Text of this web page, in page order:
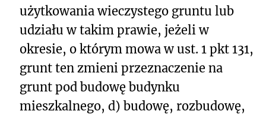
użytkowania wieczystego gruntu lub
udziału w takim prawie, jeżeli w
okresie, o którym mowa w ust. 1 pkt 131,
grunt ten zmieni przeznaczenie na
grunt pod budowę budynku
mieszkalnego, d) budowę, rozbudowę,